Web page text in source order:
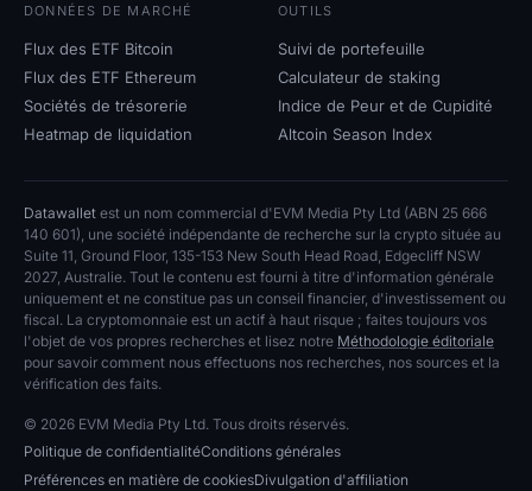
DONNÉES DE MARCHÉ
Flux des ETF Bitcoin
Flux des ETF Ethereum
Sociétés de trésorerie
Heatmap de liquidation
OUTILS
Suivi de portefeuille
Calculateur de staking
Indice de Peur et de Cupidité
Altcoin Season Index
Datawallet est un nom commercial d'EVM Media Pty Ltd (ABN 25 666
140 601), une société indépendante de recherche sur la crypto située au
Suite 11, Ground Floor, 135-153 New South Head Road, Edgecliff NSW
2027, Australie. Tout le contenu est fourni à titre d'information générale
uniquement et ne constitue pas un conseil financier, d'investissement ou
fiscal. La cryptomonnaie est un actif à haut risque ; faites toujours vos
l'objet de vos propres recherches et lisez notre Méthodologie éditoriale
pour savoir comment nous effectuons nos recherches, nos sources et la
vérification des faits.
© 2026 EVM Media Pty Ltd. Tous droits réservés.
Politique de confidentialitéConditions générales
Préférences en matière de cookiesDivulgation d'affiliation